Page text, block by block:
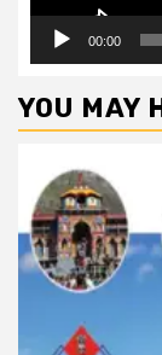
00:00
YOU MAY